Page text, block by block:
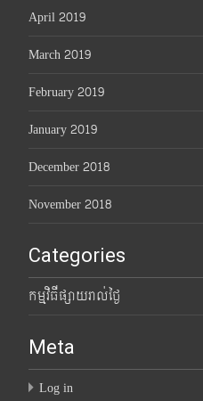
April 2019
March 2019
February 2019
January 2019
December 2018
November 2018
Categories
កម្មវិធីផ្សាយរាល់ថ្ងៃ
Meta
Log in